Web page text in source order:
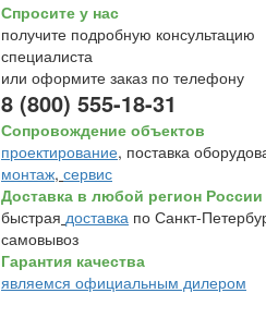
Спросите у нас
получите подробную консультацию
специалиста
или оформите заказ по телефону
8 (800) 555-18-31
Сопровождение объектов
проектирование, поставка
монтаж, сервис
Доставка в любой регион России
быстрая доставка по Санкт-
самовывоз
Гарантия качества
являемся официальным дилером